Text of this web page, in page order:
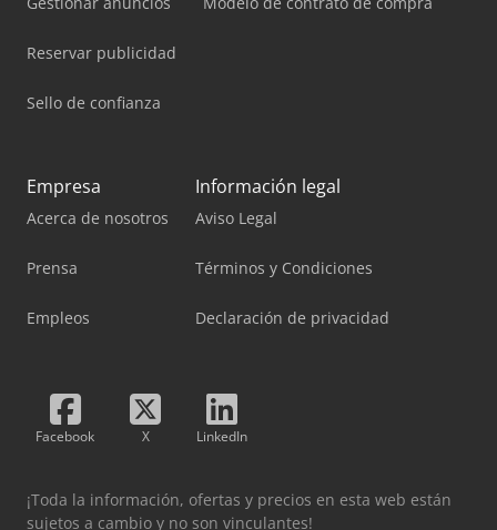
Reservar publicidad
Sello de confianza
Empresa
Acerca de nosotros
Prensa
Empleos
Información legal
Aviso Legal
Términos y Condiciones
Declaración de privacidad
Facebook X LinkedIn
¡Toda la información, ofertas y precios en esta web están
sujetos a cambio y no son vinculantes!